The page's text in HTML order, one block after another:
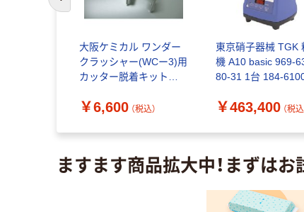
大阪ケミカル ワンダー
クラッシャー(WCー3)用
カッター脱着キット
25（直送品）
￥6,600 （税込）
東京硝子器械 TGK
機 A10 basic 969-
80-31 1台 184-6100
￥463,400 （税込
ますます商品拡大中！まずは